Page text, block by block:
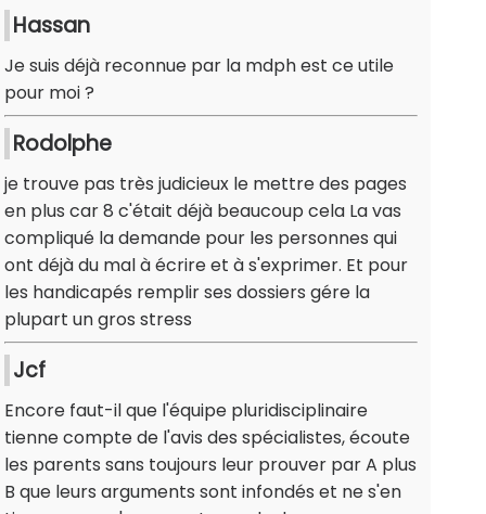
Hassan
Je suis déjà reconnue par la mdph est ce utile
pour moi ?
Rodolphe
je trouve pas très judicieux le mettre des pages
en plus car 8 c'était déjà beaucoup cela La vas
compliqué la demande pour les personnes qui
ont déjà du mal à écrire et à s'exprimer. Et pour
les handicapés remplir ses dossiers gére la
plupart un gros stress
Jcf
Encore faut-il que l'équipe pluridisciplinaire
tienne compte de l'avis des spécialistes, écoute
les parents sans toujours leur prouver par A plus
B que leurs arguments sont infondés et ne s'en